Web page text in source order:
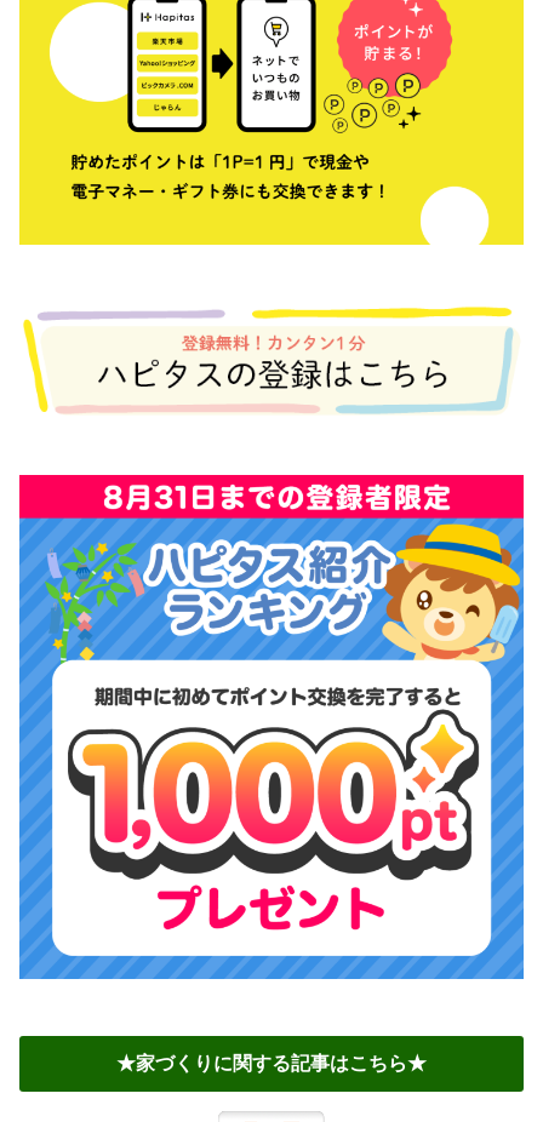
★家づくりに関する記事はこちら★